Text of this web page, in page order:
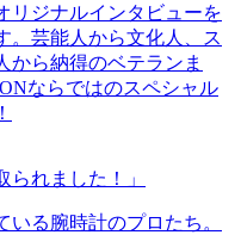
リジナルインタビューを
。芸能人から文化人、ス
から納得のベテランま
ならではのスペシャル
れました！」
る腕時計のプロたち。